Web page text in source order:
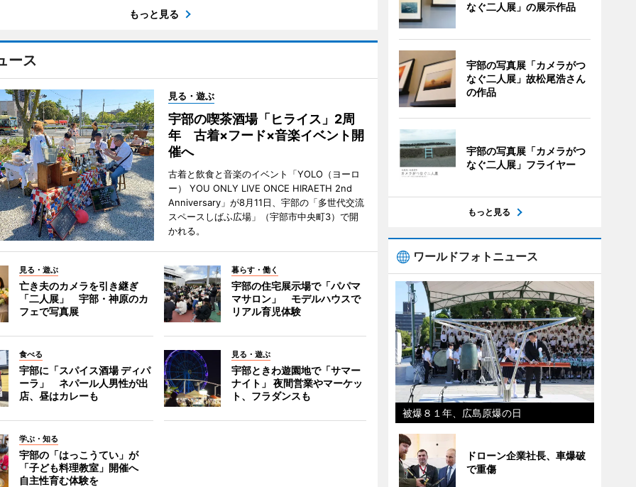
もっと見る
ース
見る・遊ぶ
宇部の喫茶酒場「ヒライス」2周
年 古着×フード×音楽イベント開
催へ
古着と飲食と音楽のイベント「YOLO（ヨーロ
ー） YOU ONLY LIVE ONCE HIRAETH 2nd
Anniversary」が8月11日、宇部の「多世代交流
スペースしばふ広場」（宇部市中央町3）で開
かれる。
見る・遊ぶ
亡き夫のカメラを引き継ぎ
「二人展」 宇部・神原のカ
フェで写真展
暮らす・働く
宇部の住宅展示場で「パパマ
マサロン」 モデルハウスで
リアル育児体験
食べる
宇部に「スパイス酒場 ディパ
ーラ」 ネパール人男性が出
店、昼はカレーも
見る・遊ぶ
宇部ときわ遊園地で「サマー
ナイト」 夜間営業やマーケッ
ト、フラダンスも
学ぶ・知る
宇部の「はっこうてい」が
「子ども料理教室」開催へ
自主性育む体験を
なぐ二人展」の展示作品
宇部の写真展「カメラがつ
なぐ二人展」故松尾浩さん
の作品
宇部の写真展「カメラがつ
なぐ二人展」フライヤー
もっと見る
ワールドフォトニュース
被爆８１年、広島原爆の日
ドローン企業社長、車爆破
で重傷